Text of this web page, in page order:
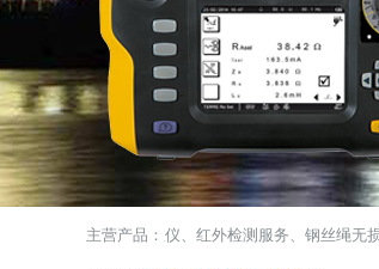
主营产品：
外测温仪、红外检测服务、钢丝绳无损检测、钢丝